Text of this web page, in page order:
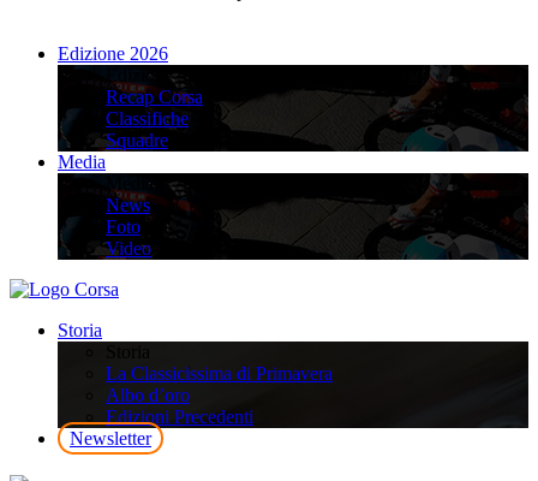
Edizione 2026
Edizione 2026
Recap Corsa
Classifiche
Squadre
Media
Media
News
Foto
Video
Storia
La Classicissima di Primavera
Albo d’oro
Edizioni Precedenti
Newsletter